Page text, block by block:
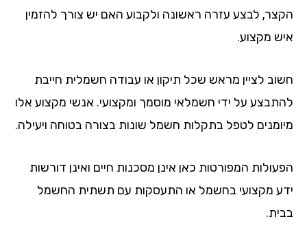
לבצע עזרה ראשונה ולקבוע האם יש צורך להזמין
מקצוע.
לציין מראש שכל תיקון או עבודה חשמלית חייבת
על ידי חשמלאי מוסמך ומקצועי. אנשי מקצוע אלו
לטפל בתקלות חשמל שונות בצורה בטוחה ויעילה.
המפורטות כאן אינן מסכנות חיים ואינן דורשות
מקצועי בחשמל או התעסקות עם תשתית החשמל